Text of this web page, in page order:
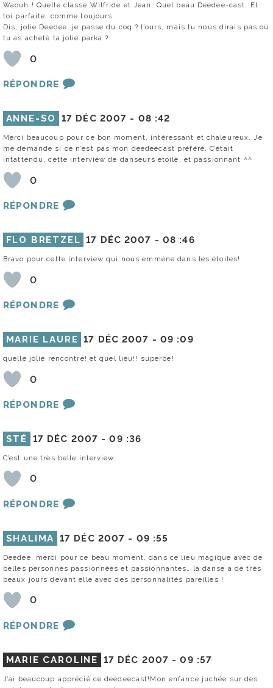
Waouh ! Quelle classe Wilfride et Jean. Quel beau Deedee-cast. Et
toi parfaite, comme toujours.
Dis, jolie Deedee, je passe du coq ? l’ours, mais tu nous dirais pas où
tu as acheté ta jolie parka ?
0
RÉPONDRE
ANNE-SO 17 DÉC 2007 - 08 :42
Merci beaucoup pour ce bon moment, intéressant et chaleureux. Je
me demande si ce n’est pas mon deedeecast préféré. C’était
intattendu, cette interview de danseurs étoile, et passionnant ^^
0
RÉPONDRE
FLO BRETZEL 17 DÉC 2007 - 08 :46
Bravo pour cette interview qui nous emmène dans les étoiles!
0
RÉPONDRE
MARIE LAURE 17 DÉC 2007 - 09 :09
quelle jolie rencontre! et quel lieu!! superbe!
0
RÉPONDRE
STÉ 17 DÉC 2007 -09 :36
C’est une très belle interview.
0
RÉPONDRE
SHALIMA 17 DÉC 2007 - 09 :55
Deedee, merci pour ce beau moment, dans ce lieu magique avec de
belles personnes passionnées et passionnantes… la danse a de très
beaux jours devant elle avec des personnalités pareilles !
0
RÉPONDRE
MARIE CAROLINE 17 DÉC 2007 -09 :57
J’ai beaucoup apprécié ce deedeecast!Mon enfance juchée sur des